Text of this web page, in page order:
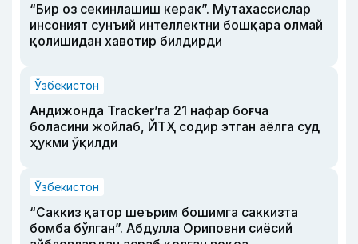
“Бир оз секинлашиш керак”. Мутахассислар
инсоният сунъий интеллектни бошқара олмай
қолишидан хавотир билдирди
Ўзбекистон
Андижонда Tracker’га 21 нафар боғча
боласини жойлаб, ЙТҲ содир этган аёлга суд
ҳукми ўқилди
Ўзбекистон
“Саккиз қатор шеърим бошимга саккизта
бомба бўлган”. Абдулла Ориповни сиёсий